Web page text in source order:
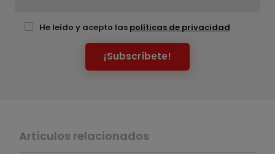
He leído y acepto las políticas de privacidad
¡Subscríbete!
Artículos relacionados